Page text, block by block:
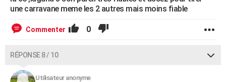
une carravane meme les 2 autres mais moins fiable
Commenter 0
RÉPONSE 8 / 10
Utilisateur anonyme